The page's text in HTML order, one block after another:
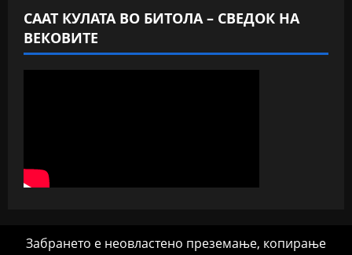
СААТ КУЛАТА ВО БИТОЛА – СВЕДОК НА
ВЕКОВИТЕ
Забрането е неовластено преземање, копирање